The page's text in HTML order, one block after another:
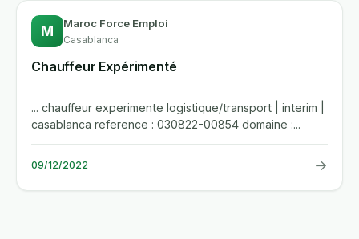
M Maroc Force Emploi
Casablanca
Chauffeur Expérimenté
... chauffeur experimente logistique/transport | interim |
casablanca reference : 030822-00854 domaine :...
09/12/2022 →